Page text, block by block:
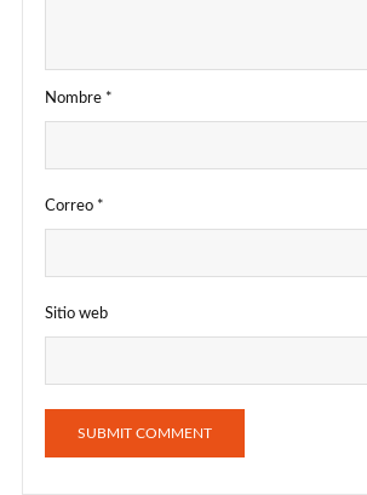
Nombre *
Correo *
Sitio web